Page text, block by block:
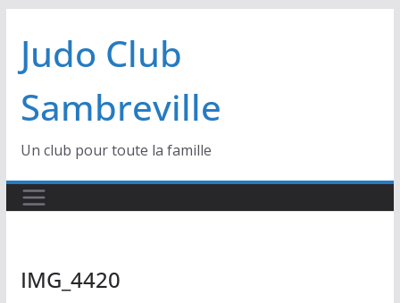
contenu
Judo Club
Sambreville
Un club pour toute la famille
IMG_4420